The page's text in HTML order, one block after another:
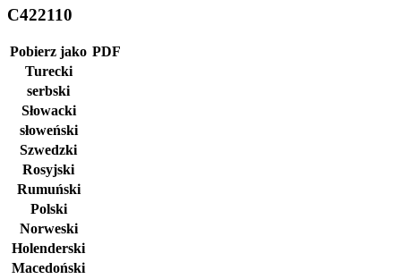
C422110
Pobierz jako PDF
Turecki
serbski
Słowacki
słoweński
Szwedzki
Rosyjski
Rumuński
Polski
Norweski
Holenderski
Macedoński